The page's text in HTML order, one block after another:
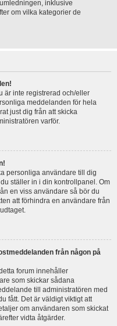
inklusive
om vilka kategorier de
är inte registrerad och/eller
meddelanden för hela
just dig från att skicka
varför.
personliga användare till dig
ställer in i din kontrollpanel. Om
en viss användare så bör du
att förhindra en användare från
från någon på
forum innehåller
som skickar sådana
till administratören med
fått. Det är väldigt viktigt att
om användaren som skickat
vidta åtgärder.